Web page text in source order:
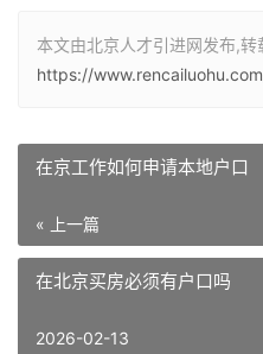
本文由北京人才引进网发布,转
https://
在京工作如何申请本地户口
« 上一篇
在北京买房必须有户口吗
2026-02-13